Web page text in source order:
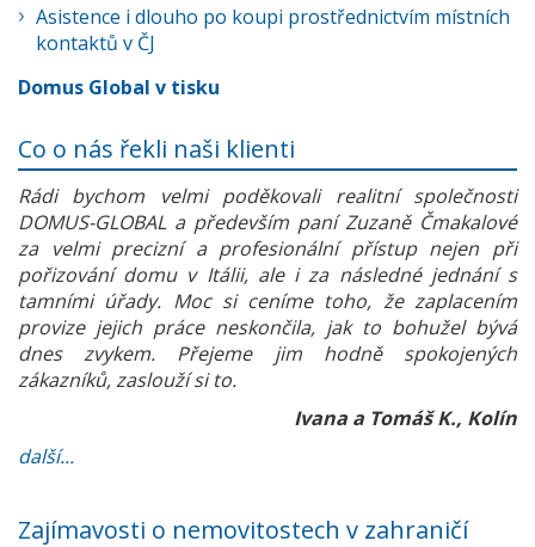
Asistence i dlouho po koupi prostřednictvím místních
kontaktů v ČJ
Domus Global v tisku
Co o nás řekli naši klienti
Rádi bychom velmi poděkovali realitní společnosti
DOMUS-GLOBAL a především paní Zuzaně Čmakalové
za velmi precizní a profesionální přístup nejen při
pořizování domu v Itálii, ale i za následné jednání s
tamními úřady. Moc si ceníme toho, že zaplacením
provize jejich práce neskončila, jak to bohužel bývá
dnes zvykem. Přejeme jim hodně spokojených
zákazníků, zaslouží si to.
Ivana a Tomáš K., Kolín
další...
Zajímavosti o nemovitostech v zahraničí